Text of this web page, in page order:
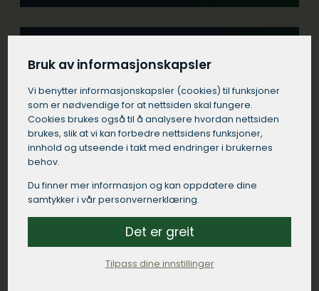
Velg et tømrerfirma i Dovre som kommuniserer
tydelig og responderer raskt på dine
henvendelser.
Kontrakt:
Sørg for at tømreren i Dovre kommer med en
arbeidet som skal utføres, materialer som skal
brukes, tidsrammer og betalingsbetingelser.
Lokal tilstedeværelse:
Bruk av informasjonskapsler
Vi benytter informasjons­kapsler (cookies) til funksjoner
som er nødvendige for at nettsiden skal fungere.
Cookies brukes også til å analysere hvordan nettsiden
brukes, slik at vi kan forbedre nettsidens funksjoner,
innhold og utseende i takt med endringer i brukernes
behov.
Du finner mer informasjon og kan oppdatere dine
samtykker i vår personvernerklæring.
Det er greit
Tilpass dine innstillinger